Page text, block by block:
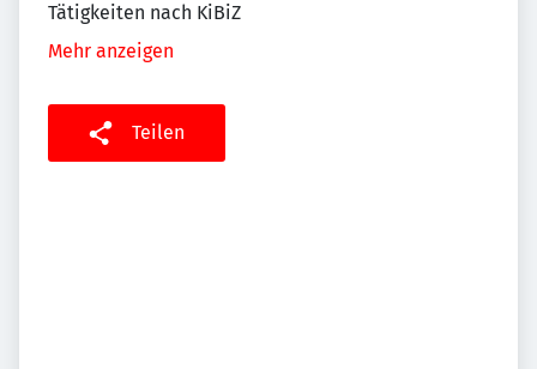
Tätigkeiten nach KiBiZ
Mehr anzeigen
Teilen